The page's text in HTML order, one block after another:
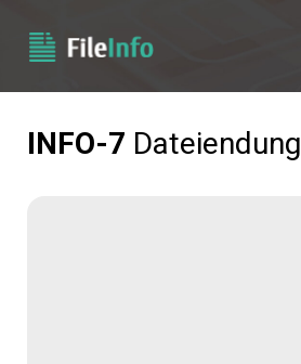
INFO-7 Dateiendung